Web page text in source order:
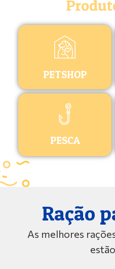
PETSHOP
PESCA
Ração
As melhores